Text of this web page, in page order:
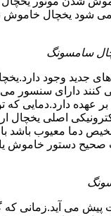
می شود یخچال
سامسونگ
جدید وجود
کنند دارای سنسور
عهده دارد.دمایی
اصلی یخچال
دما معیوب باشد
صحیح دستور خاموش
پیش می آید.زمانی که